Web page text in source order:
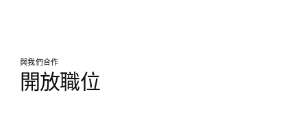
與我們合作
開放職位